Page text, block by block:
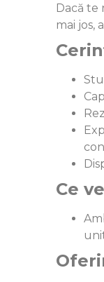
Dacă te
mai jos,
Ce